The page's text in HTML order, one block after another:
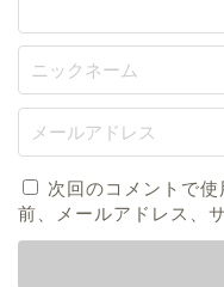
次回のコメントで
前、メールアドレス、